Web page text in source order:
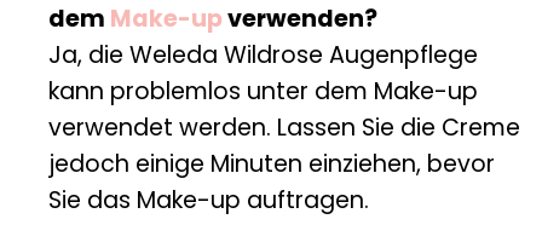
dem Make-upverwenden?
Ja, die Weleda Wildrose Augenpflege
kann problemlos unter dem Make-up
verwendet werden. Lassen Sie die Creme
jedoch einige Minuten einziehen, bevor
Sie das Make-up auftragen.